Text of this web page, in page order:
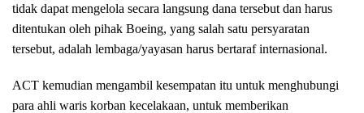
tidak dapat mengelola secara langsung dana tersebut dan harus
ditentukan oleh pihak Boeing, yang salah satu persyaratan
tersebut, adalah lembaga/yayasan harus bertaraf internasional.
ACT kemudian mengambil kesempatan itu untuk menghubungi
para ahli waris korban kecelakaan, untuk memberikan